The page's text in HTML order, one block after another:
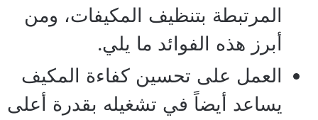
المرتبطة بتنظيف المكيفات، ومن
أبرز هذه الفوائد ما يلي.
العمل على تحسين كفاءة المكيف
يساعد أيضاً في تشغيله بقدرة أعلى